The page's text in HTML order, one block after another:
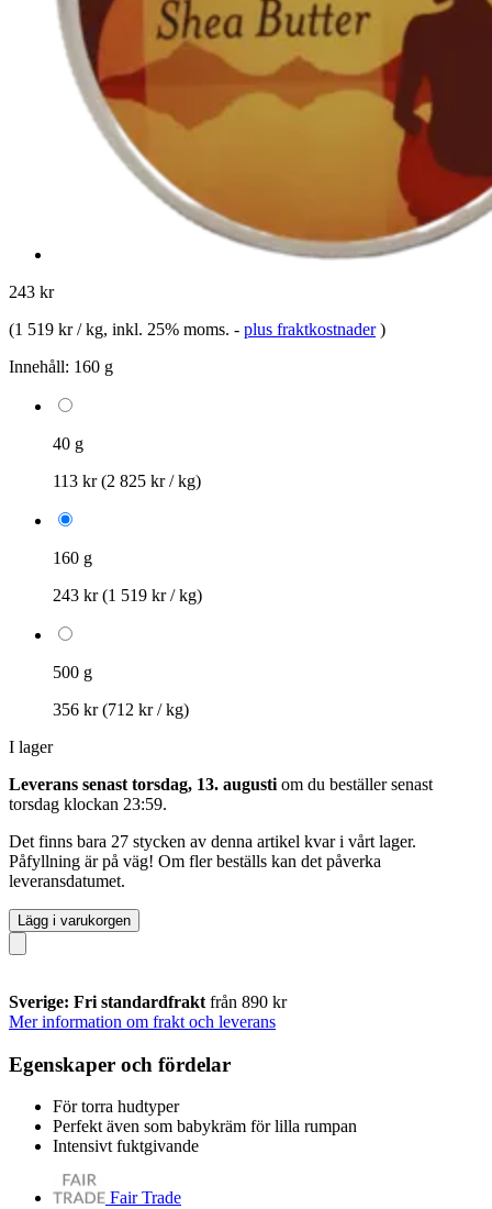
243 kr
(1 519 kr / kg, inkl. 25% moms. - plus fraktkostnader )
Innehåll: 160 g
40 g
113 kr(2 825 kr / kg)
160 g
243 kr(1 519 kr / kg)
500 g
356 kr(712 kr / kg)
I lager
Leverans senast torsdag, 13. augusti om du beställer senast
torsdag klockan 23:59.
Det finns bara 27 stycken av denna artikel kvar i vårt lager.
Påfyllning är på väg! Om fler beställs kan det påverka
leveransdatumet.
Lägg i varukorgen
Sverige: Fri standardfrakt från 890 kr
Mer information om frakt och leverans
Egenskaper och fördelar
För torra hudtyper
Perfekt även som babykräm för lilla rumpan
Intensivt fuktgivande
Fair Trade